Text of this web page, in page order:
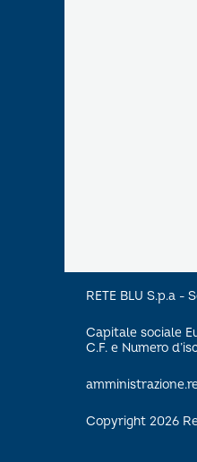
RETE BLU S.p.a -
Capitale sociale
C.F. e Numero
Copyright 2026